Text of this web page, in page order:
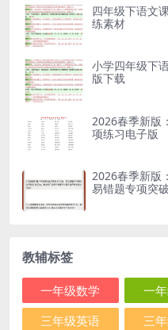
四年级下语文
练素材
小学四年级下
版下载
2026春季新版
项练习电子版
2026春季新版
易错题专项突破
教辅标签
一年级数学 一
三年级英语
三